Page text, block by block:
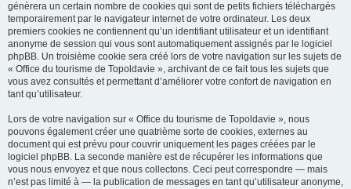
génèrera un certain nombre de cookies qui sont de petits fichiers téléchargés
temporairement par le navigateur internet de votre ordinateur. Les deux
premiers cookies ne contiennent qu’un identifiant utilisateur et un identifiant
anonyme de session qui vous sont automatiquement assignés par le logiciel
phpBB. Un troisième cookie sera créé lors de votre navigation sur les sujets de
« Office du tourisme de Topoldavie », archivant de ce fait tous les sujets que
vous avez consultés et permettant d’améliorer votre confort de navigation en
tant qu’utilisateur.
Lors de votre navigation sur « Office du tourisme de Topoldavie », nous
pouvons également créer une quatrième sorte de cookies, externes au
document qui est prévu pour couvrir uniquement les pages créées par le
logiciel phpBB. La seconde manière est de récupérer les informations que
vous nous envoyez et que nous collectons. Ceci peut correspondre — mais
n’est pas limité à — la publication de messages en tant qu’utilisateur anonyme,